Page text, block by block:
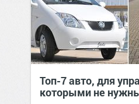
Топ-7 авто, для
которыми не